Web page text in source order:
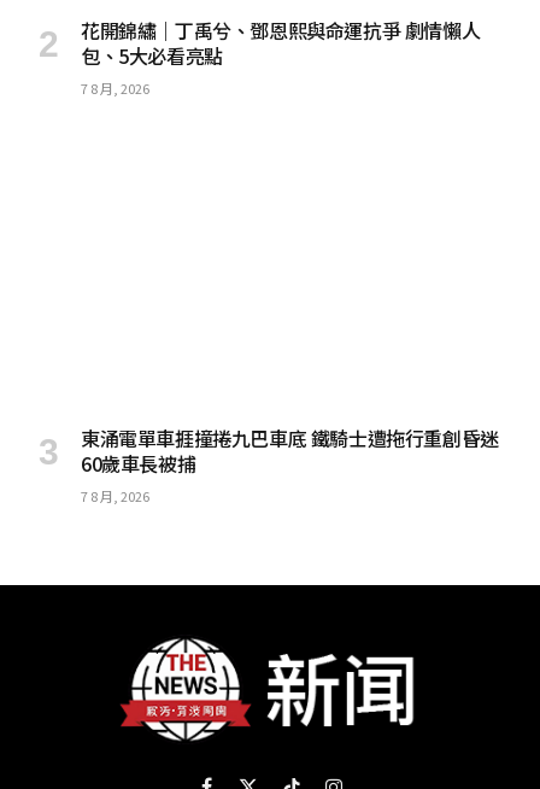
花開錦繡｜丁禹兮、鄧恩熙與命運抗爭 劇情懶人
包、5大必看亮點
7 8 月, 2026
東涌電單車捱撞捲九巴車底 鐵騎士遭拖行重創昏迷
60歲車長被捕
7 8 月, 2026